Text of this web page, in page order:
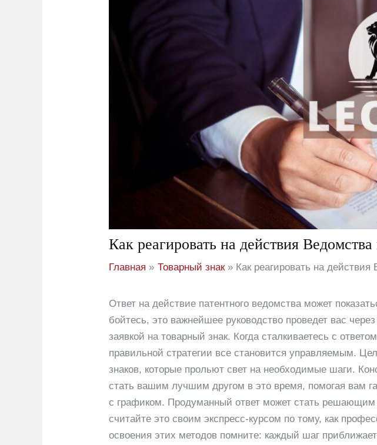
Как реагировать на действия
Главная Товарный знак Как реагировать на
Ответ на действие патентного ведомства может
бойтесь, это важнейшее руководство проведет вас
заявкой на товарный знак. Когда сталкиваетесь с
правильной стратегии все становится управляемым.
знаков, которые прольют свет на необходимые шаги.
стать вашим лучшим другом в это время, помогая вам
с графиком. Продуманный ответ может стать
считайте это своим экспресс-курсом по тому, как
освоения этих методов помните: каждый шаг